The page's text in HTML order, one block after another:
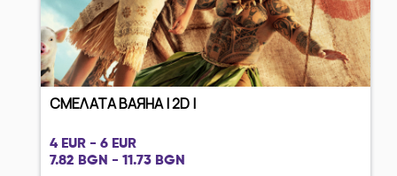
СМЕЛАТА ВАЯНА | 2D |
4 EUR - 6 EUR
7.82 BGN - 11.73 BGN